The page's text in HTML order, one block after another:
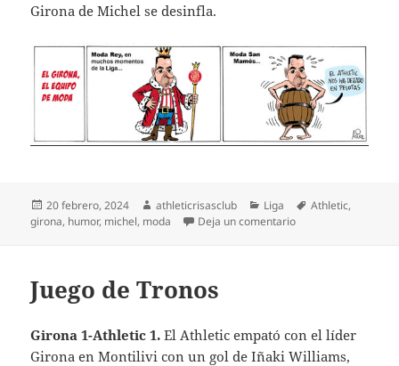
Girona de Michel se desinfla.
Publicado
el
20 febrero, 2024 Autor
athleticrisasclub Categorías
Liga Etiquetas
Athletic,
girona, humor, michel, moda Deja un comentarioen El Girona, en
Juego de Tronos
Girona 1-Athletic 1. El Athletic empató con el líder
Girona en Montilivi con un gol de Iñaki Williams,